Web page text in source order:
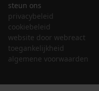
steun ons
privacybeleid
cookiebeleid
website door webreact
toegankelijkheid
algemene voorwaarden